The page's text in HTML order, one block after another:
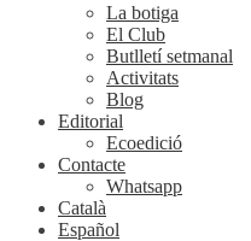
La botiga
El Club
Butlletí setmanal
Activitats
Blog
Editorial
Ecoedició
Contacte
Whatsapp
Català
Español